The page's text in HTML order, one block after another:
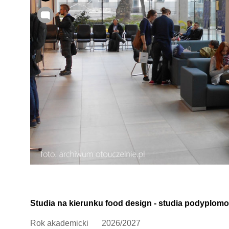
Studia na kierunku food design - studia
Rok akademicki 2026/2027